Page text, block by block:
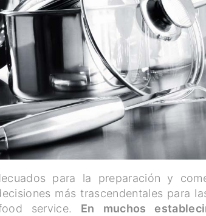
para la preparación y
más trascendentales para
service. En muchos